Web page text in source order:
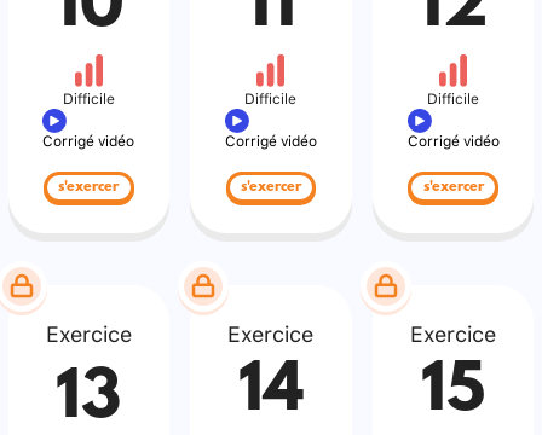
Difficile
Corrigé vidéo
s'exercer
Difficile
Corrigé vidéo
s'exercer
Difficile
Corrigé vidéo
s'exercer
Exercice
13
Exercice
14
Exercice
15